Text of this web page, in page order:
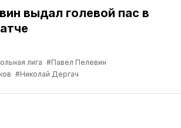
выдал голевой пас в
лига #Павел Пелевин
#Николай Дергач